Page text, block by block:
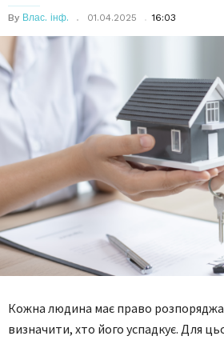
By Влас. інф. 01.04.2025 16:03
Кожна людина має право
визначити, хто його успадкує. Для